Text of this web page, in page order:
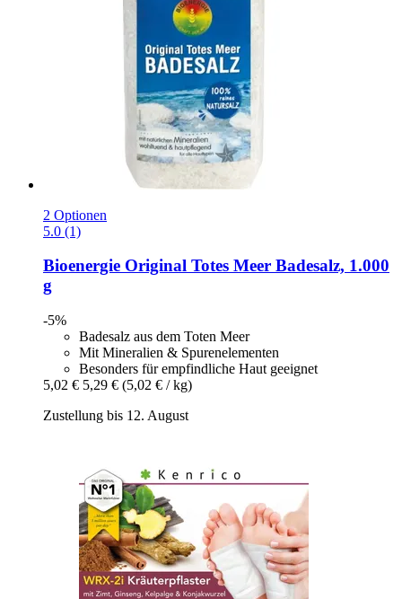
2 Optionen
5.0 (1)
Bioenergie Original Totes Meer Badesalz, 1.000
g
-5%
Badesalz aus dem Toten Meer
Mit Mineralien & Spurenelementen
Besonders für empfindliche Haut geeignet
5,02 € 5,29 € (5,02 € / kg)
Zustellung bis 12. August